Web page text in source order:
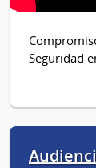
Seguridad